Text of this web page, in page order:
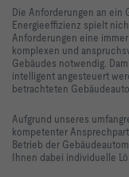
Die Anforderungen an ein
Energieeffizienz spielt
Anforderungen eine
komplexen und
Gebäudes notwendig.
intelligent angesteuert
betrachteten
Aufgrund unseres
kompetenter
Betrieb der
Ihnen dabei individuelle